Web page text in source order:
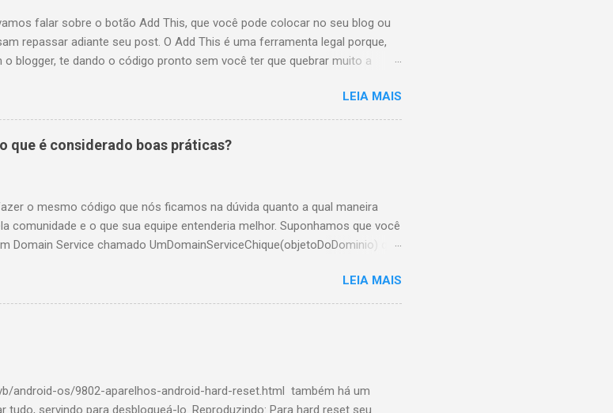
falar sobre o botão Add This, que você pode colocar no seu blog ou
repassar adiante seu post. O Add This é uma ferramenta legal porque,
blogger, te dando o código pronto sem você ter que quebrar muito a
e escolha seu tipo de site, blog ou CMS, escolha o estilo do botão
analytics se você possuir. Não falaremos sobre o google analytics
O código para colocar o botão no blog é este: <!-- AddThis Button BEGIN
LEIA MAIS
que é considerado boas práticas?
o mesmo código que nós ficamos na dúvida quanto a qual maneira
comunidade e o que sua equipe entenderia melhor. Suponhamos que você
Domain Service chamado UmDomainServiceChique(objetoDoDominio) que
você vai querer que UmDomainServiceChique faça o que tem que fazer
que a API responda um erro qualquer, tipo BadRequest, e retornar uma
deu ruim. Eu vejo 6 maneiras de fazer isso, gostaria de saber
menos gambiarr...
LEIA MAIS
android-os/9802-aparelhos-android-hard-reset.html também há um
tudo, servindo para desbloqueá-lo. Reproduzindo: Para hard reset seu